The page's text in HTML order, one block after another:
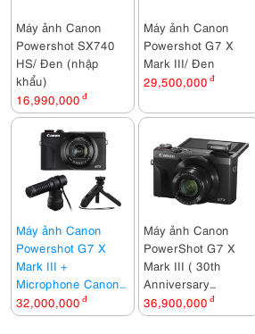
Máy ảnh Canon
Powershot SX740
HS/ Đen (nhập
khẩu)
16,990,000 đ
Máy ảnh Canon
Powershot G7 X
Mark III/ Đen
29,500,000 đ
Máy ảnh Canon
Powershot G7 X
Mark III +
Microphone Canon
DM-E100 + Báng
tay cầm Canon HG-
32,000,000 đ
Máy ảnh Canon
PowerShot G7 X
Mark III ( 30th
Anniversary
Graphite Limited
Edition )
36,900,000 đ